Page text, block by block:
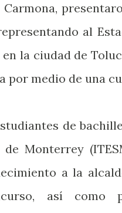
al
la ciudad de
por medio de una
de
de Monterrey
a la
así como